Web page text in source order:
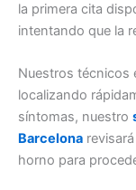
la primera cita
intentando que la
Nuestros técnicos
localizando
síntomas, nuestro
Barcelona
horno para